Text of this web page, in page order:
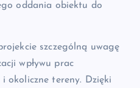
oddania obiektu do
szczególną uwagę
wpływu prac
okoliczne tereny. Dzięki